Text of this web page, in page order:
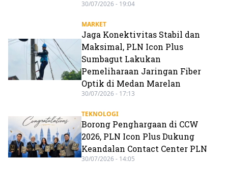
30/07/2026 - 19:04
MARKET
Jaga Konektivitas Stabil dan
Maksimal, PLN Icon Plus
Sumbagut Lakukan
Pemeliharaan Jaringan Fiber
Optik di Medan Marelan
30/07/2026 - 17:13
TEKNOLOGI
Borong Penghargaan di CCW
2026, PLN Icon Plus Dukung
Keandalan Contact Center PLN
30/07/2026 - 14:05